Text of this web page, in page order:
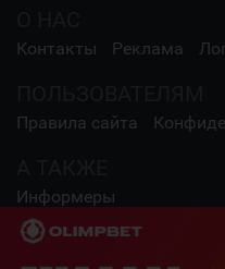
Контакты Реклама
Правила сайта
Информеры
СОЦИАЛЬНЫЕ СЕТИ